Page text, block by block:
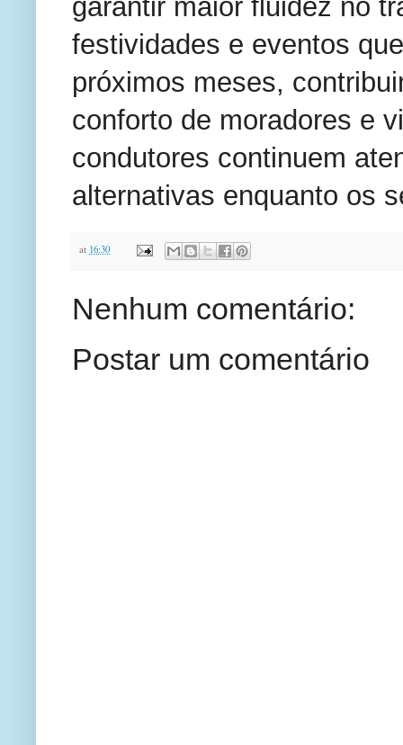
garantir maior fluidez no
festividades e eventos
próximos meses,
conforto de moradores e
condutores continuem
alternativas enquanto os
at 16:30
Nenhum comentário:
Postar um comentário